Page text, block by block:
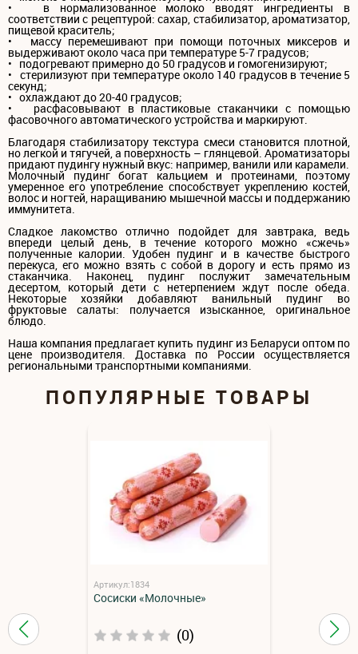
• в нормализованное молоко вводят ингредиенты в
соответствии с рецептурой: сахар, стабилизатор, ароматизатор,
пищевой краситель;
• массу перемешивают при помощи поточных миксеров и
выдерживают около часа при температуре 5-7 градусов;
• подогревают примерно до 50 градусов и гомогенизируют;
• стерилизуют при температуре около 140 градусов в течение 5
секунд;
• охлаждают до 20-40 градусов;
• расфасовывают в пластиковые стаканчики с помощью
фасовочного автоматического устройства и маркируют.
Благодаря стабилизатору текстура смеси становится плотной,
но легкой и тягучей, а поверхность – глянцевой. Ароматизаторы
придают пудингу нужный вкус: например, ванили или карамели.
Молочный пудинг богат кальцием и протеинами, поэтому
умеренное его употребление способствует укреплению костей,
волос и ногтей, наращиванию мышечной массы и поддержанию
иммунитета.
Сладкое лакомство отлично подойдет для завтрака, ведь
впереди целый день, в течение которого можно «сжечь»
полученные калории. Удобен пудинг и в качестве быстрого
перекуса, его можно взять с собой в дорогу и есть прямо из
стаканчика. Наконец, пудинг послужит замечательным
десертом, который дети с нетерпением ждут после обеда.
Некоторые хозяйки добавляют ванильный пудинг во
фруктовые салаты: получается изысканное, оригинальное
блюдо.
Наша компания предлагает купить пудинг из Беларуси оптом по
цене производителя. Доставка по России осуществляется
региональными транспортными компаниями.
ПОПУЛЯРНЫЕ ТОВАРЫ
Артикул:1834
Сосиски «Молочные»
(0)